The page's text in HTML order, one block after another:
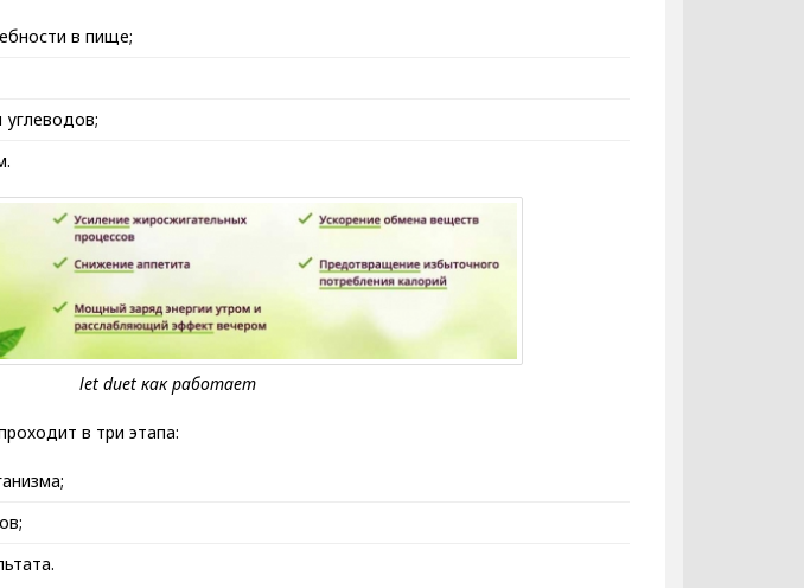
в пище;
в три этапа: